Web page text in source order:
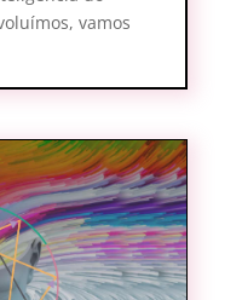
vamos